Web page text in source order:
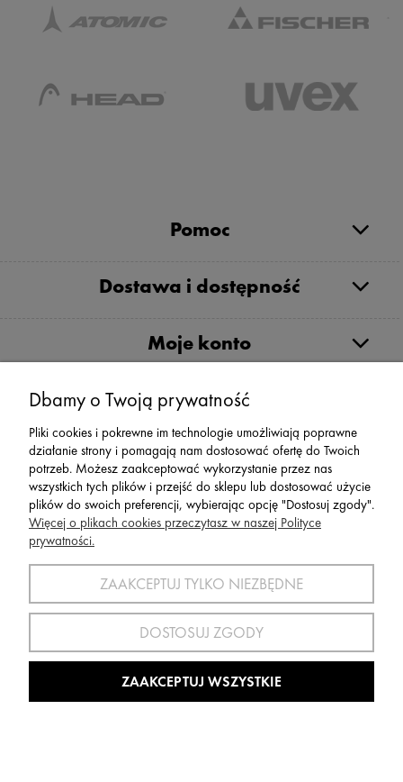
Pomoc
Dostawa i dostępność
Moje konto
Serwis
Zwroty,Reklamacje Wymiany
SPORT 2002 ||
dolnośląskie, NIP: 611-24-66-379 || E-
sport2002@onet.eutel:(75) 777 76 36
Wszelkie Prawa Zastrzeżone © 2022 Sport2002.pl
Wdrożenie:Agencja InteraktywnaDesignOrka|Sklep Shoper.pl
Dbamy o Twoją prywatność
Pliki cookies i pokrewne im technologie umożliwiają poprawne
działanie strony i pomagają nam dostosować ofertę do Twoich
potrzeb. Możesz zaakceptować wykorzystanie przez nas
wszystkich tych plików i przejść do sklepu lub dostosować użycie
plików do swoich preferencji, wybierając opcję "Dostosuj zgody".
Więcej o plikach cookies przeczytasz w naszej Polityce
prywatności.
ZAAKCEPTUJ TYLKO NIEZBĘDNE
DOSTOSUJ ZGODY
ZAAKCEPTUJ WSZYSTKIE